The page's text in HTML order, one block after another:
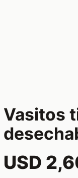
Vasitos
USD